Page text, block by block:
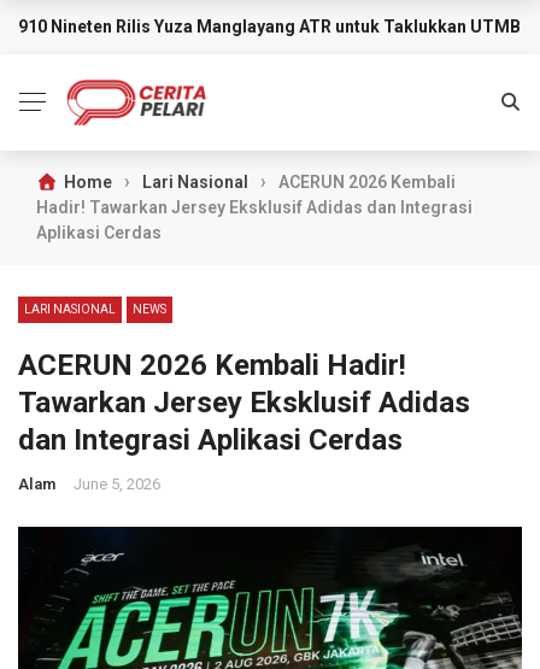
BREAKING NEWS
910 Nineten Rilis Yuza Manglayang ATR untuk Taklukkan UTMB
Home › Lari Nasional ›
ACERUN 2026 Kembali
Hadir! Tawarkan Jersey Eksklusif Adidas dan Integrasi
Aplikasi Cerdas
LARI NASIONAL NEWS
ACERUN 2026 Kembali Hadir!
Tawarkan Jersey Eksklusif Adidas
dan Integrasi Aplikasi Cerdas
Alam June 5, 2026